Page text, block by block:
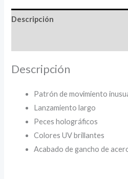
Descripción
Descripción
Patrón de movimiento
Lanzamiento largo
Peces holográficos
Colores UV brillantes
Acabado de gancho de